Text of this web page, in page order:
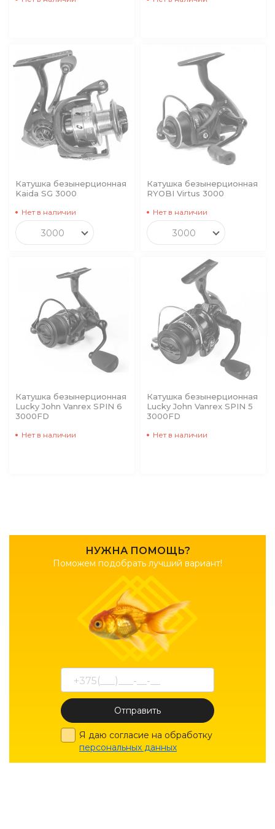
НУЖНА ПОМОЩЬ?
Поможем подобрать лучший вариант!
Отправить
Я даю согласие на обработку
персональных данных
Катушка безынерционная
Kaida SG 3000
Нет в наличии
3000
Катушка безынерционная
RYOBI Virtus 3000
Нет в наличии
3000
Катушка безынерционная
Lucky John Vanrex SPIN 6
3000FD
Нет в наличии
Катушка безынерционная
Lucky John Vanrex SPIN 5
3000FD
Нет в наличии